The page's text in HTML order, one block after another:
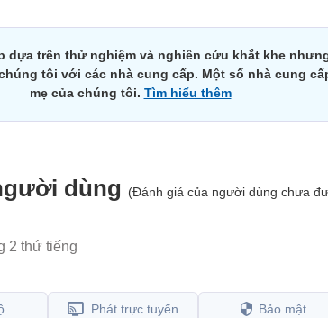
dựa trên thử nghiệm và nghiên cứu khắt khe
tôi với các nhà cung cấp. Một số nhà cung
mẹ của chúng tôi. Tìm hiểu thêm
dùng (Đánh giá của người dùng chưa
2 thứ tiếng
Phát trực tuyến Bảo mật